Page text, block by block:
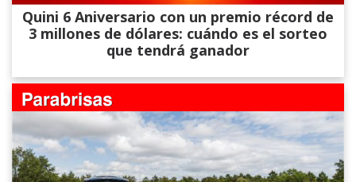
Quini 6 Aniversario con un premio récord de
3 millones de dólares: cuándo es el sorteo
que tendrá ganador